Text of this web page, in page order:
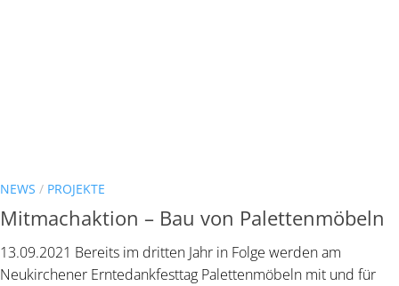
NEWS / PROJEKTE
Mitmachaktion – Bau von Palettenmöbeln
13.09.2021 Bereits im dritten Jahr in Folge werden am
Neukirchener Erntedankfesttag Palettenmöbeln mit und für